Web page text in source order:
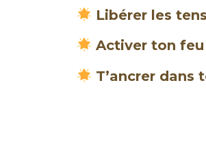
Libérer les
Activer ton
T’ancrer dans